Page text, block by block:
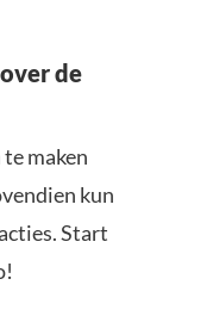
de
maken
kun
Start